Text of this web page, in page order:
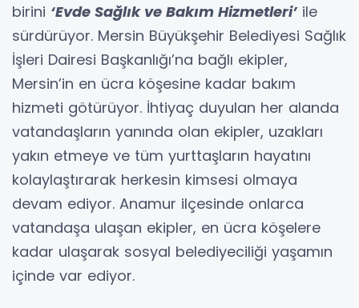
birini ‘Evde Sağlık ve Bakım Hizmetleri’ile
sürdürüyor. Mersin Büyükşehir Belediyesi Sağlık
İşleri Dairesi Başkanlığı’na bağlı ekipler,
Mersin’in en ücra köşesine kadar bakım
hizmeti götürüyor. İhtiyaç duyulan her alanda
vatandaşların yanında olan ekipler, uzakları
yakın etmeye ve tüm yurttaşların hayatını
kolaylaştırarak herkesin kimsesi olmaya
devam ediyor. Anamur ilçesinde onlarca
vatandaşa ulaşan ekipler, en ücra köşelere
kadar ulaşarak sosyal belediyeciliği yaşamın
içinde var ediyor.